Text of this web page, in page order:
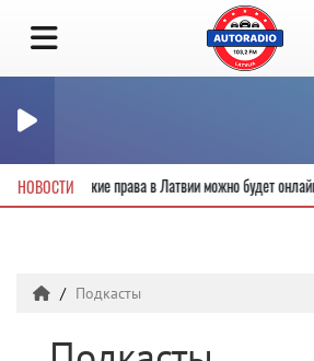
НОВОСТИ
водительские права в Латвии можно будет
Подкасты